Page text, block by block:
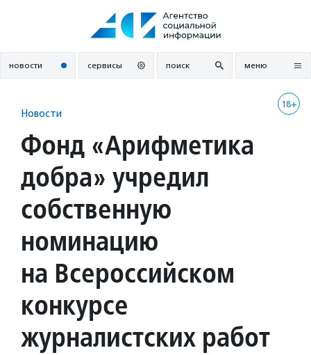
новости сервисы поиск меню
18+
Новости
Фонд «Арифметика
добра» учредил
собственную
номинацию
на Всероссийском
конкурсе
журналистских работ